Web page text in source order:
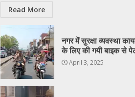
Read More
नगर में सुरक्षा व्यवस्था
के लिए की गयी बाइक से
April 3, 2025